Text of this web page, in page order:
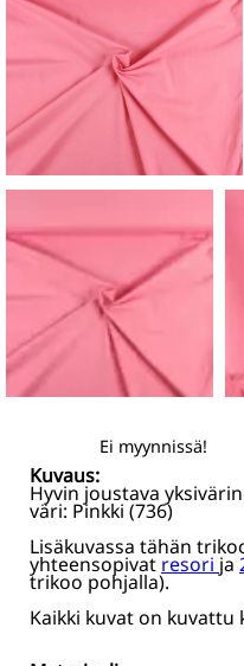
Ei myynnissä!
Kuvaus:
Hyvin joustava
väri: Pinkki (736)
Lisäkuvassa tähän
yhteensopivat resori ja
trikoo pohjalla).
Kaikki kuvat on kuvattu